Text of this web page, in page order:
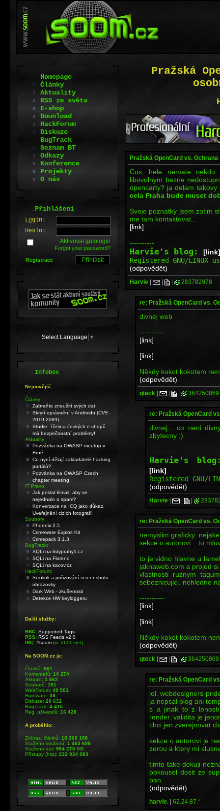
Pražská
Pražská OpenCard vs.
Cus, hele nemate nekdo
libovolnym bezne
opencarty? ja delam
cela Praha bude muset
Svoje poznatky jsem zatim
me tam kontaktovat...
[link]
----------
Harvie's blog:
[link]
Registered GNU/LINUX
(odpovědět)
Harvie | | | 283782978
re: Pražská OpenCard vs.
divnej web
----------
[link]
[link]
Někdy kokot kokotem
(odpovědět)
qteck | | | 364250869
re: Pražská OpenCard
divnej... co neni
zbytecny ;)
----------
Harvie's
[link]
Registered GNU/
(odpovědět)
Harvie | | |
re: Pražská OpenCard vs.
nemyslim graficky.
sekce o autorovi... to
to je vidno hlavne u
jaknaweb.com a projed
vlastnosti ruznym
sebeznicujici. nehledne
----------
[link]
[link]
Někdy kokot kokotem
(odpovědět)
qteck | | | 364250869
re: Pražská OpenCard
lol. webdesigners
ja nepsal blog ani
s a jinak to z
render. validita je
chci jen zverejnovat
sekce o autorovi je
zerou a ktery mi
timto take dekuji
pokousel dosit ze
ban.
(odpovědět)
harvie. | 62.24.87.*
Homepage
Články
Aktuality
RSS ze světa
E-shop
Download
HackForum
Diskuze
BugTrack
Seznam BT
Odkazy
Konference
Projekty
O nás
.Přihlášení
Login:
Heslo:
Aktivovatautologin
Forgot your password?
Registrace
Select Language ▼
.Infobox
Nejnovější:
Články:
Zabraňte zneužití svých dat
Skrytí oprávnění v Androidu (CVE-
2019-2089)
Studie: Třetina českých e-shopů
má bezpečnostní problémy!
Aktuality:
Pozvánka na OWASP meetup v
Brně
Co nyní dělají zakladatelé hacking
portálů?
Pozvánka na OWASP Czech
chapter meeting
IT Právo:
Jak poslat Email, aby se
nejednalo o spam?
Konverzace na ICQ jako důkaz.
Uveřejnění cizích fotografií
Soubory:
Phoenix 2.5
Crimeware Exploit Kit
Crimepack 3.1.3
BugTrack:
SQLi na listyprahy1.cz
SQLi na Florenc
SQLi na kacov.cz
HackForum:
Sciolink a pořizování screenshotu
obrazovky
Dark Web - zkušenosti
Detekce HW keyloggeru
Další služby:
BBC: Supported Tags
RSS: RSS Feeds v2.0
IRC: #soom(irc.2600.net)
Na SOOM.cz je:
Článků:991
Komentářů:14 274
Aktualit:1 862
Souborů:151
WebForum:49 501
Hardware:38
Diskuze:20 632
BugTrack:4 415
Reg. uživatelů:16 428
A proběhlo:
Zobraz. článků:18 260 188
Staženo souborů:1 463 698
Staženo dat:964 275MB
Přístupy (hits):232 934 083